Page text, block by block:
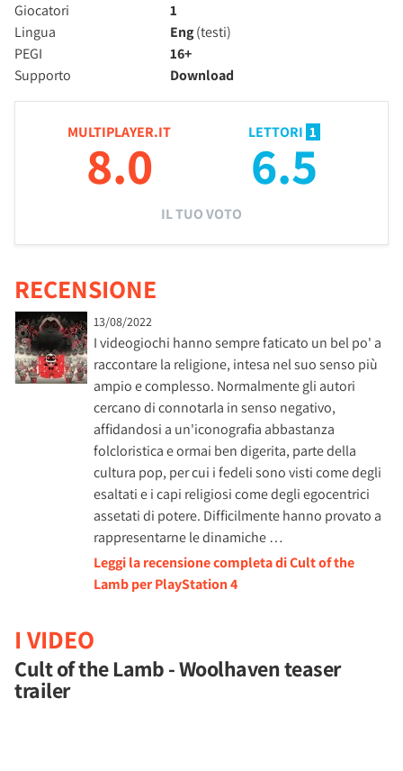
Giocatori
1
Lingua
Eng(testi)
PEGI
16+
Supporto
Download
MULTIPLAYER.IT
8.0
LETTORI 1
6.5
IL TUO VOTO
RECENSIONE
13/08/2022
I videogiochi hanno sempre faticato un bel po' a
raccontare la religione, intesa nel suo senso più
ampio e complesso. Normalmente gli autori
cercano di connotarla in senso negativo,
affidandosi a un'iconografia abbastanza
folcloristica e ormai ben digerita, parte della
cultura pop, per cui i fedeli sono visti come degli
esaltati e i capi religiosi come degli egocentrici
assetati di potere. Difficilmente hanno provato a
rappresentarne le dinamiche …
Leggi la recensione completa di Cult of the
Lamb per PlayStation 4
I VIDEO
Cult of the Lamb - Woolhaven teaser
trailer